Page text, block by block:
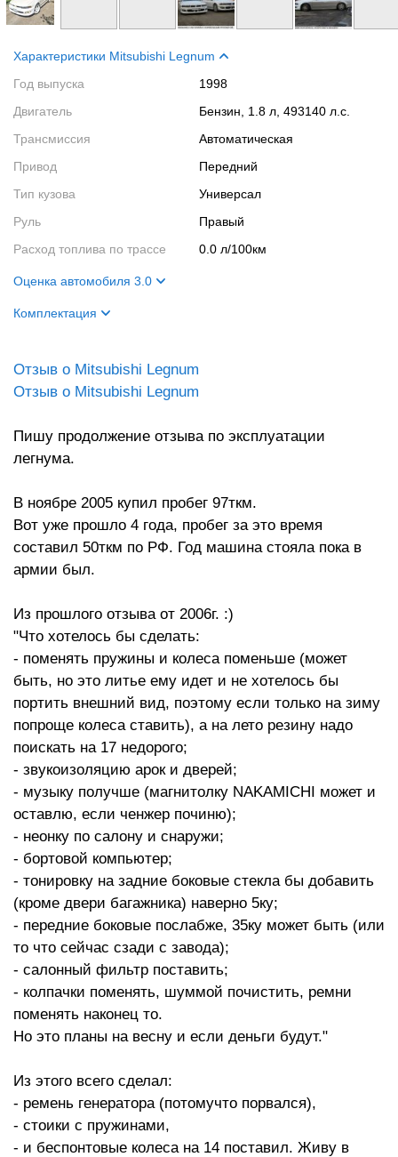
Характеристики Mitsubishi Legnum
Год выпуска
1998
Двигатель
Бензин, 1.8 л, 493140 л.с.
Трансмиссия
Автоматическая
Привод
Передний
Тип кузова
Универсал
Руль
Правый
Расход топлива по трассе
0.0 л/100км
Оценка автомобиля 3.0
Внешний вид
Двигатель
Ходовые качества
Комплектация
Цвет кузова
Цвет салона
электрические
стеклацентральный замок,
подвижность рулевой колонки
вверх-вниз, 2 подушки
безопасности, кожаный руль,
фары, очиститель заднего
спойлер, пороги, ветровики,
тонированные стекла и т.д.
Ходовая часть
ABS Multiple link type
Двигатель
Serial 4 cylinder DOHC16 valve
Отзыв о Mitsubishi Legnum
Отзыв о Mitsubishi Legnum
Пишу продолжение отзыва по эксплуатации
легнума.
В ноябре 2005 купил пробег 97ткм.
Вот уже прошло 4 года, пробег за это время
составил 50ткм по РФ. Год машина стояла пока в
армии был.
Из прошлого отзыва от 2006г. :)
"Что хотелось бы сделать:
- поменять пружины и колеса поменьше (может
быть, но это литье ему идет и не хотелось бы
портить внешний вид, поэтому если только на зиму
попроще колеса ставить), а на лето резину надо
поискать на 17 недорого;
- звукоизоляцию арок и дверей;
- музыку получше (магнитолку NAKAMICHI может и
оставлю, если ченжер починю);
- неонку по салону и снаружи;
- бортовой компьютер;
- тонировку на задние боковые стекла бы добавить
(кроме двери багажника) наверно 5ку;
- передние боковые послабже, 35ку может быть (или
то что сейчас сзади с завода);
- салонный фильтр поставить;
- колпачки поменять, шуммой почистить, ремни
поменять наконец то.
Но это планы на весну и если деньги будут."
Из этого всего сделал:
- ремень генератора (потомучто порвался),
- стоики с пружинами,
- и беспонтовые колеса на 14 поставил. Живу в